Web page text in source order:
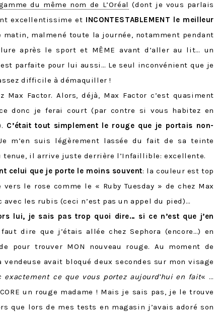
du même nom de L’Oréal (dont je vous parlais
excellentissime et INCONTESTABLEMENT le meilleur
matin, malmené toute la journée, notamment pendant
après le sport et MÊME avant d’aller au lit… un
parfaite pour lui aussi… Le seul inconvénient que je
difficile à démaquiller !
Max Factor. Alors, déjà, Max Factor c’est quasiment
donc je ferai court (par contre si vous habitez en
C’était tout simplement le rouge que je portais non-
m’en suis légèrement lassée du fait de sa teinte
tenue, il arrive juste derrière l’Infaillible: excellente.
celui que je porte le moins souvent: la couleur est top
le rose comme le « Ruby Tuesday » de chez Max
avec les rubis (ceci n’est pas un appel du pied)…
lui, je sais pas trop quoi dire… si ce n’est que j’en
dire que j’étais allée chez Sephora (encore…) en
pour trouver MON nouveau rouge. Au moment de
avait bloqué deux secondes sur mon visage
exactement ce que vous portez aujourd’hui en fait« …
un rouge madame ! Mais je sais pas, je le trouve
que lors de mes tests en magasin j’avais adoré son